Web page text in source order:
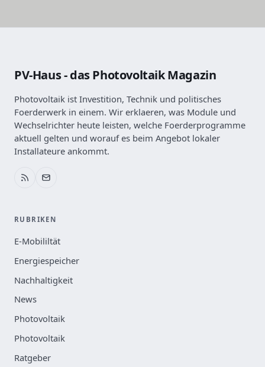
PV-Haus - das Photovoltaik Magazin
Photovoltaik ist Investition, Technik und politisches
Foerderwerk in einem. Wir erklaeren, was Module und
Wechselrichter heute leisten, welche Foerderprogramme
aktuell gelten und worauf es beim Angebot lokaler
Installateure ankommt.
RUBRIKEN
E-Mobililtät
Energiespeicher
Nachhaltigkeit
News
Photovoltaik
Photovoltaik
Ratgeber